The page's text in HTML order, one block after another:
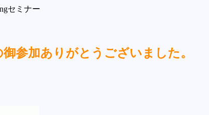
セミナー
参加ありがとうございました。